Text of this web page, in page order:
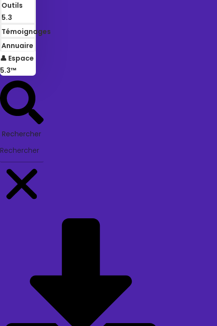
Outils
5.3
Témoignages
Annuaire
👤 Espace
5.3™
Rechercher